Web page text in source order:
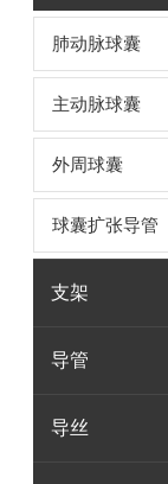
肺动脉球囊
主动脉球囊
外周球囊
球囊扩张导管
支架
导管
导丝